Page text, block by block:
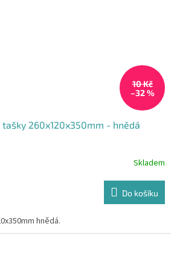
10 Kč
–32 %
tašky 260x120x350mm - hnědá
Skladem
Do košíku
hnědá.